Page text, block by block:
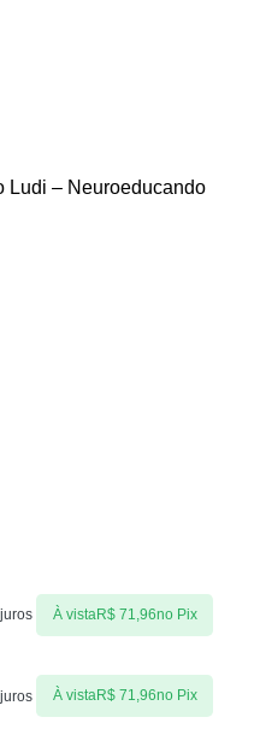
Ludi – Neuroeducando
À vistaR$71,96no Pix
À vistaR$71,96no Pix